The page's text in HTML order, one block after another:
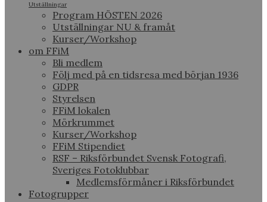
Utställningar
Program HÖSTEN 2026
Utställningar NU & framåt
Kurser/Workshop
om FFiM
Bli medlem
Följ med på en tidsresa med början 1936
GDPR
Styrelsen
FFiM lokalen
Mörkrummet
Kurser/Workshop
FFiM Stipendiet
RSF – Riksförbundet Svensk Fotografi,
Sveriges Fotoklubbar
Medlemsförmåner i Riksförbundet
Fotogrupper